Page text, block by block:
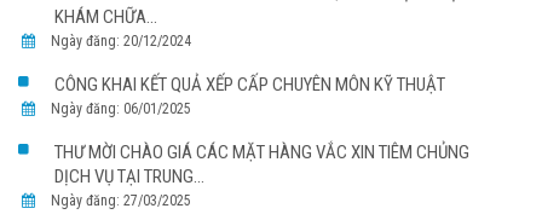
KHÁM CHỮA...
Ngày đăng: 20/12/2024
CÔNG KHAI KẾT QUẢ XẾP CẤP CHUYÊN MÔN KỸ THUẬT
Ngày đăng: 06/01/2025
THƯ MỜI CHÀO GIÁ CÁC MẶT HÀNG VẮC XIN TIÊM CHỦNG
DỊCH VỤ TẠI TRUNG...
Ngày đăng: 27/03/2025